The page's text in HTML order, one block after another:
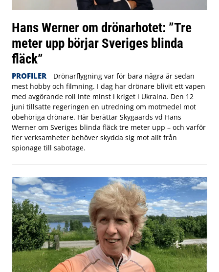
Hans Werner om drönarhotet: ”Tre
meter upp börjar Sveriges blinda
fläck”
PROFILER
Drönarflygning var för bara några år sedan
mest hobby och filmning. I dag har drönare blivit ett vapen
med avgörande roll inte minst i kriget i Ukraina. Den 12
juni tillsatte regeringen en utredning om motmedel mot
obehöriga drönare. Här berättar Skygaards vd Hans
Werner om Sveriges blinda fläck tre meter upp – och varför
fler verksamheter behöver skydda sig mot allt från
spionage till sabotage.